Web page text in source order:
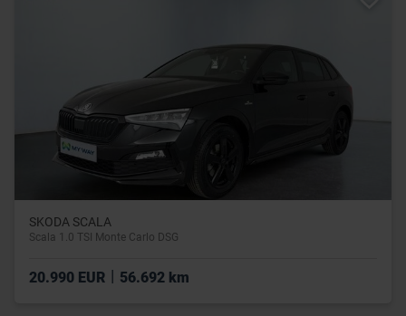
SKODA SCALA
Scala 1.0 TSI Monte Carlo DSG
20.990 EUR 56.692 km